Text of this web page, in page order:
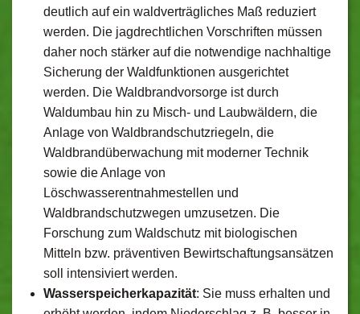
deutlich auf ein waldverträgliches Maß reduziert
werden. Die jagdrechtlichen Vorschriften müssen
daher noch stärker auf die notwendige nachhaltige
Sicherung der Waldfunktionen ausgerichtet
werden. Die Waldbrandvorsorge ist durch
Waldumbau hin zu Misch- und Laubwäldern, die
Anlage von Waldbrandschutzriegeln, die
Waldbrandüberwachung mit moderner Technik
sowie die Anlage von
Löschwasserentnahmestellen und
Waldbrandschutzwegen umzusetzen. Die
Forschung zum Waldschutz mit biologischen
Mitteln bzw. präventiven Bewirtschaftungsansätzen
soll intensiviert werden.
Wasserspeicherkapazität: Sie muss erhalten und